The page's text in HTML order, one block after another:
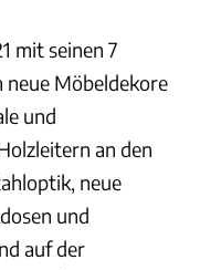
mit seinen 7
neue Möbeldekore
und
an den
neue
und
auf der